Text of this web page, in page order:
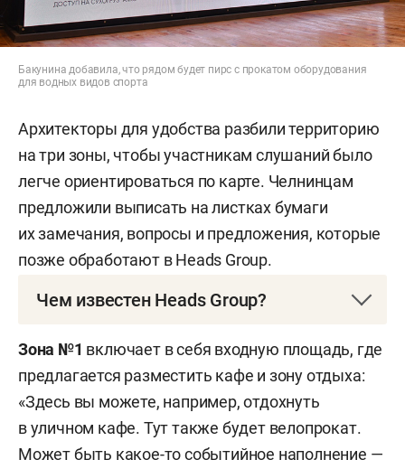
Бакунина добавила, что рядом будет пирс с прокатом оборудования
для водных видов спорта
Архитекторы для удобства разбили территорию
на три зоны, чтобы участникам слушаний было
легче ориентироваться по карте. Челнинцам
предложили выписать на листках бумаги
их замечания, вопросы и предложения, которые
позже обработают в Heads Group.
Чем известен Heads Group?
года компания активно занимается
общественными пространствами Татарстана.
На счету Heads Group 7 реализованных проектов
парков, еще три парка сейчас в стадии
Зона №1 включает в себя входную площадь, где
предлагается разместить кафе и зону отдыха:
«Здесь вы можете, например, отдохнуть
в уличном кафе. Тут также будет велопрокат.
Может быть какое-то событийное наполнение —